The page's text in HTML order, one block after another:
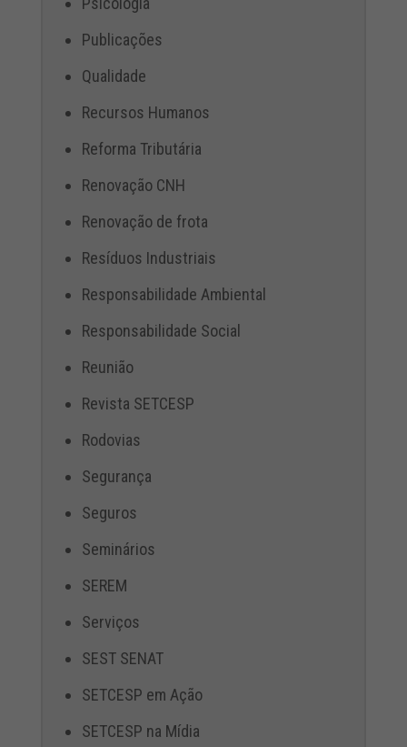
Publicações
Qualidade
Recursos Humanos
Reforma Tributária
Renovação CNH
Renovação de frota
Resíduos Industriais
Responsabilidade Ambiental
Responsabilidade Social
Reunião
Revista SETCESP
Rodovias
Segurança
Seguros
Seminários
SEREM
Serviços
SEST SENAT
SETCESP em Ação
SETCESP na Mídia